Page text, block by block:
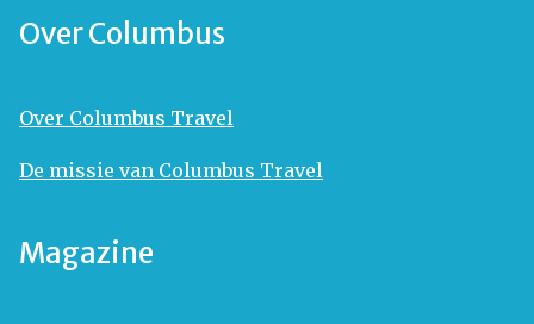
Over Columbus
Over Columbus Travel
De missie van Columbus Travel
Magazine